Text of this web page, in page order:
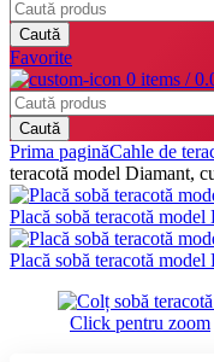
Caută
Favorite
0 items /
Caută
Prima paginăCahle de
teracotă model Diamant,
Placă sobă teracotă
Placă sobă teracotă model
Click pentru zoom